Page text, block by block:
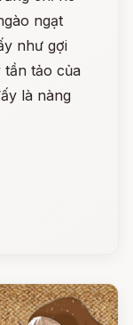
ngạt
như gợi
tảo của
là nàng